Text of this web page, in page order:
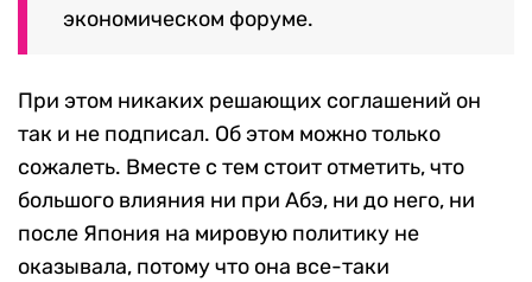
экономическом форуме.
При этом никаких решающих соглашений он
так и не подписал. Об этом можно только
сожалеть. Вместе с тем стоит отметить, что
большого влияния ни при Абэ, ни до него, ни
после Япония на мировую политику не
оказывала, потому что она все-таки